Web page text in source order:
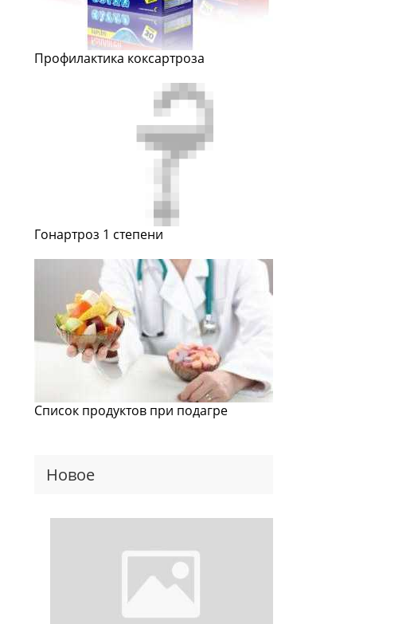
Профилактика коксартроза
Гонартроз 1 степени
Список продуктов при подагре
Новое